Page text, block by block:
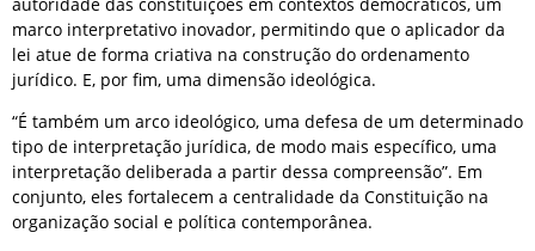
marco interpretativo inovador, permitindo que o aplicador da
lei atue de forma criativa na construção do ordenamento
jurídico. E, por fim, uma dimensão ideológica.
“É também um arco ideológico, uma defesa de um determinado
tipo de interpretação jurídica, de modo mais específico, uma
interpretação deliberada a partir dessa compreensão”. Em
conjunto, eles fortalecem a centralidade da Constituição na
organização social e política contemporânea.